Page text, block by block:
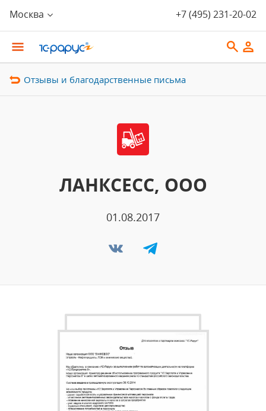
Москва +7 (495) 231-20-02
Отзывы и благодарственные письма
ЛАНКСЕСС, ООО
01.08.2017